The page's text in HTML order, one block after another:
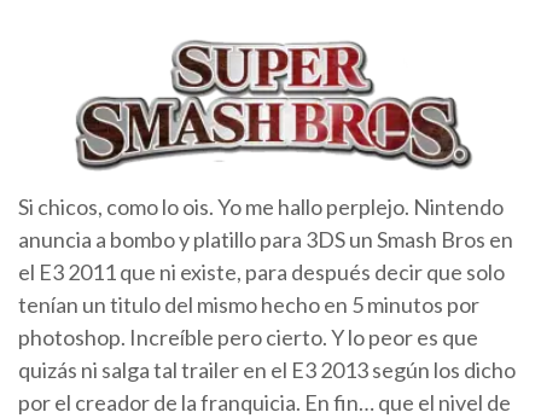
Si chicos, como lo ois. Yo me hallo perplejo. Nintendo
anuncia a bombo y platillo para 3DS un Smash Bros en
el E3 2011 que ni existe, para después decir que solo
tenían un titulo del mismo hecho en 5 minutos por
photoshop. Increíble pero cierto. Y lo peor es que
quizás ni salga tal trailer en el E3 2013 según los dicho
por el creador de la franquicia. En fin… que el nivel de